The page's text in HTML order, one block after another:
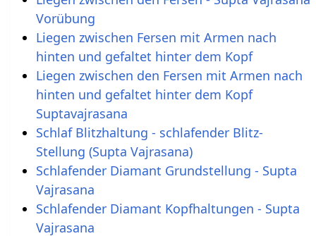
Vorübung
Liegen zwischen Fersen mit Armen nach
hinten und gefaltet hinter dem Kopf
Liegen zwischen den Fersen mit Armen nach
hinten und gefaltet hinter dem Kopf
Suptavajrasana
Schlaf Blitzhaltung - schlafender Blitz-
Stellung (Supta Vajrasana)
Schlafender Diamant Grundstellung - Supta
Vajrasana
Schlafender Diamant Kopfhaltungen - Supta
Vajrasana